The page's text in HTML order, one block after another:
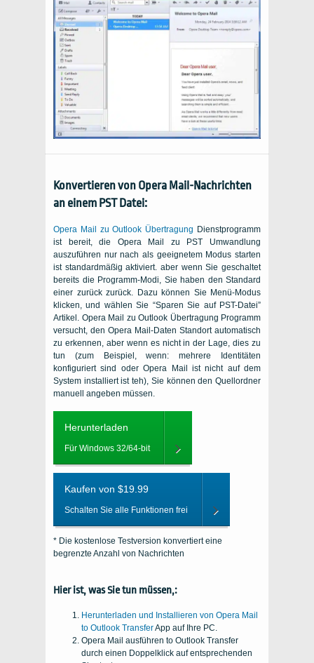
Konvertieren von Opera Mail-Nachrichten
an einem PSTDatei:
Opera Mail zu Outlook Übertragung Dienstprogramm
ist bereit, die Opera Mail zu PST Umwandlung
auszuführen nur nach als geeignetem Modus starten
ist standardmäßig aktiviert. aber wenn Sie geschaltet
bereits die Programm-Modi, Sie haben den Standard
einer zurück zurück. Dazu können Sie Menü-Modus
klicken, und wählen Sie “Sparen Sie auf PST-Datei”
Artikel. Opera Mail zu Outlook Übertragung Programm
versucht, den Opera Mail-Daten Standort automatisch
zu erkennen, aber wenn es nicht in der Lage, dies zu
tun (zum Beispiel, wenn: mehrere Identitäten
konfiguriert sind oder Opera Mail ist nicht auf dem
System installiert ist teh), Sie können den Quellordner
manuell angeben müssen.
Herunterladen
Für Windows 32/64-bit
Kaufen von $19.99
Schalten Sie alle Funktionen frei
* Die kostenlose Testversion konvertiert eine
begrenzte Anzahl von Nachrichten
Hier ist, was Sie tun müssen,:
Herunterladen und Installieren von Opera Mail
to Outlook TransferApp auf Ihre PC
Opera Mail ausführen to Outlook Transfer
durch einen Doppelklick auf entsprechenden